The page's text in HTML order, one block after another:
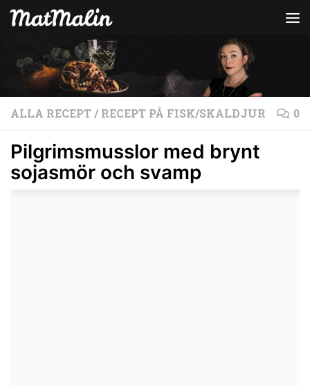
Hoppa till innehåll
ALLA RECEPT/ RECEPT PÅ FISK/SKALDJUR 0
Pilgrimsmusslor med brynt
sojasmör och svamp